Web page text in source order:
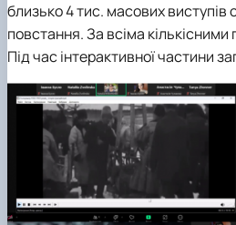
близько 4 тис. масових виступів
повстання. За всіма
Під час інтерактивної частини